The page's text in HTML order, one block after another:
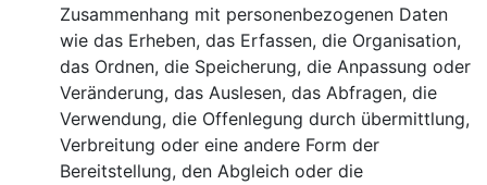
Zusammenhang mit personenbezogenen Daten
wie das Erheben, das Erfassen, die Organisation,
das Ordnen, die Speicherung, die Anpassung oder
Veränderung, das Auslesen, das Abfragen, die
Verwendung, die Offenlegung durch übermittlung,
Verbreitung oder eine andere Form der
Bereitstellung, den Abgleich oder die